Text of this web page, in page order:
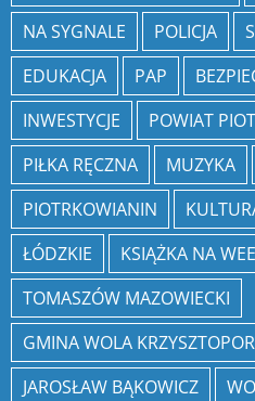
NA SYGNALE
POLICJA
EDUKACJA
PAP
INWESTYCJE
POWIAT
PIŁKA RĘCZNA
MUZYKA
PIOTRKOWIANIN
ŁÓDZKIE
KSIĄŻKA NA
TOMASZÓW MAZOWIECKI
GMINA WOLA
JAROSŁAW BĄKOWICZ